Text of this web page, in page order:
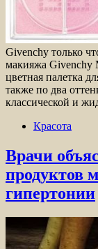
Givenchy только
макияжа Givenchy
цветная палетка
также по два
классической и
Красота
Врачи
продуктов
гипертонии